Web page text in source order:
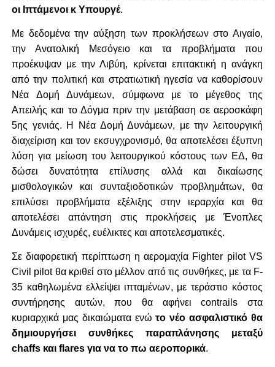
οι Ιπτάμενοι κ Υπουργέ.
Με δεδομένα την αύξηση των προκλήσεων στο Αιγαίο,
την Ανατολική Μεσόγειο και τα προβλήματα που
προέκυψαν με την Λιβύη, κρίνεται επιτακτική η ανάγκη
από την πολιτική και στρατιωτική ηγεσία να καθορίσουν
Νέα Δομή Δυνάμεων, σύμφωνα με το μέγεθος της
Απειλής και το Δόγμα πριν την μετάβαση σε αεροσκάφη
5ης γενιάς. Η Νέα Δομή Δυνάμεων, με την λειτουργική
διαχείριση και τον εκσυγχρονισμό, θα αποτελέσει έξυπνη
λύση για μείωση του λειτουργικού κόστους των ΕΔ, θα
δώσει δυνατότητα επίλυσης αλλά και δικαίωσης
μισθολογικών και συνταξιοδοτικών προβλημάτων, θα
επιλύσει προβλήματα εξέλιξης στην ιεραρχία και θα
αποτελέσει απάντηση στις προκλήσεις με Ένοπλες
Δυνάμεις ισχυρές, ευέλικτες και αποτελεσματικές.
Σε διαφορετική περίπτωση η αερομαχία Fighter pilot VS
Civil pilot θα κριθεί στο μέλλον από τις συνθήκες, με τα F-
35 καθηλωμένα ελλείψει ιπταμένων, με τεράστιο κόστος
συντήρησης αυτών, που θα αφήνει contrails στα
κυριαρχικά μας δικαιώματα ενώτο νέο ασφαλιστικό θα
δημιουργήσει συνθήκες παραπλάνησης μεταξύ
chaffs και flares για να το πω αεροπορικά.